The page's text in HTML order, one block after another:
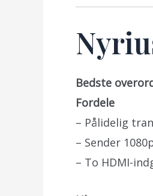
Bedste
Fordele
– Pålidelig
– Sender
– To HDMI-